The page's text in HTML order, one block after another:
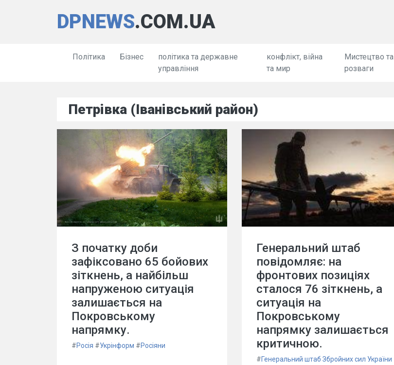
DPNEWS.COM.UA
Політика Бізнес
політика та державне
управління
конфлікт, війна
та мир
Мистецтво та
розваги
Петрівка (Іванівський район)
З початку доби
зафіксовано 65 бойових
зіткнень, а найбільш
напруженою ситуація
залишається на
Покровському
напрямку.
#Росія #Укрінформ #Росіяни
Генеральний штаб
повідомляє: на
фронтових позиціях
сталося 76 зіткнень, а
ситуація на
Покровському
напрямку залишається
критичною.
#Генеральний штаб Збройних сил України